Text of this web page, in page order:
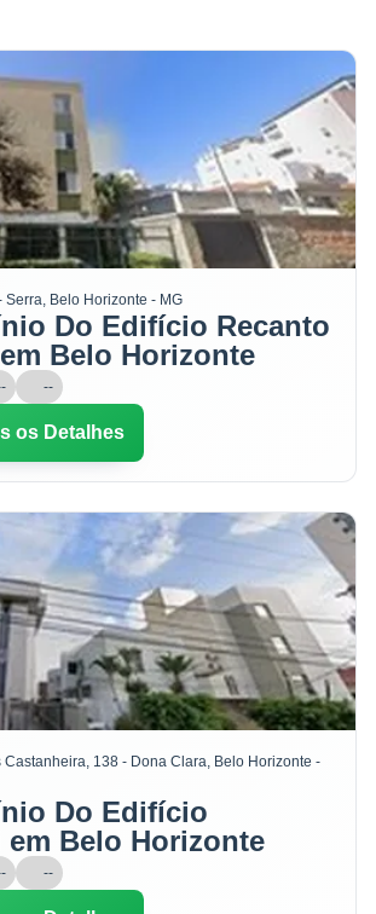
Serra, Belo Horizonte - MG
Do Edifício Recanto
Belo Horizonte
--
os Detalhes
Castanheira, 138 - Dona Clara, Belo Horizonte -
Do Edifício
Belo Horizonte
--